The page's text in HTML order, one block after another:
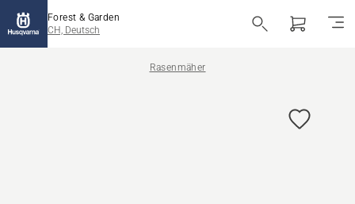
Forest & Garden
CH, Deutsch
Rasenmäher